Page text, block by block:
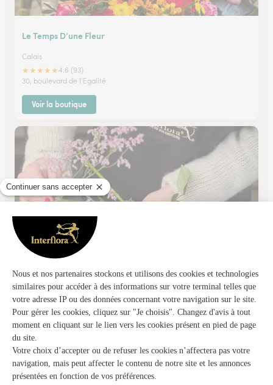
Le Temps D’une Fleur
Calais
★★★★★4.6 (93)
30, boulevard de l'Egalité
Voir la boutique
La Rose du Marais
Eperlecques
Galerie Carrefour Market Rue de Bleue Maison
Voir la boutique